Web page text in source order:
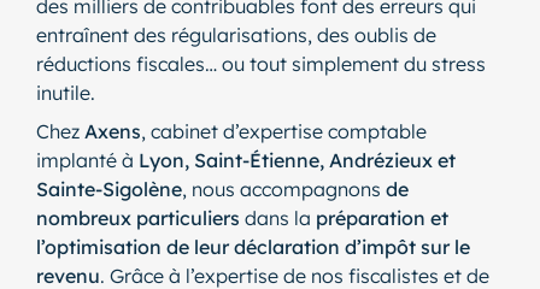
des milliers de contribuables font des erreurs qui
entraînent des régularisations, des oublis de
réductions fiscales… ou tout simplement du stress
inutile.
Chez Axens, cabinet d’expertise comptable
implanté à Lyon, Saint-Étienne, Andrézieux et
Sainte-Sigolène, nous accompagnons de
nombreux particuliers dans la préparation et
l’optimisation de leur déclaration d’impôt sur le
revenu. Grâce à l’expertise de nos fiscalistes et de